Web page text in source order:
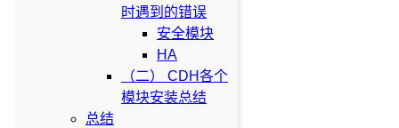
时遇到的错误
安全模块
HA
（二） CDH各个
模块安装总结
总结